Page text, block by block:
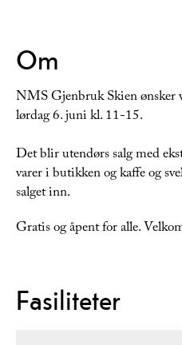
Om
NMS Gjenbruk Skien ønsker
lørdag 6. juni kl. 11-15.
Det blir utendørs salg med
varer i butikken og kaffe og
salget inn.
Gratis og åpent for alle.
Fasiliteter